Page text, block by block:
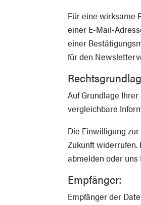
Für eine wirksame
einer E-Mail-
einer
für den
Auf Grundlage
vergleichbare
Die Einwilligung
Zukunft
abmelden oder
Empfänger:
Empfänger der